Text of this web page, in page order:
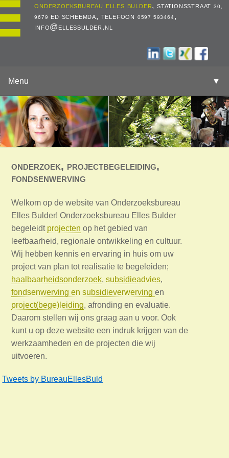
onderzoeksbureau elles bulder, stationsstraat 30,
9679
ed scheemda, telefoon 0597 593464,
info@ellesbulder.nl
Menu ▼
onderzoek, projectbegeleiding,
fondsenwerving
Welkom op de website van Onderzoeksbureau
Elles Bulder! Onderzoeksbureau Elles Bulder
begeleidt projecten op het gebied van
leefbaarheid, regionale ontwikkeling en cultuur.
Wij hebben kennis en ervaring in huis om uw
project van plan tot realisatie te begeleiden;
haalbaarheidsonderzoek,subsidieadvies,
fondsenwerving en subsidieverwervingen
project(bege)leiding, afronding en evaluatie.
Daarom stellen wij ons graag aan u voor. Ook
kunt u op deze website een indruk krijgen van de
werkzaamheden en de projecten die wij
uitvoeren.
Tweets by BureauEllesBuld